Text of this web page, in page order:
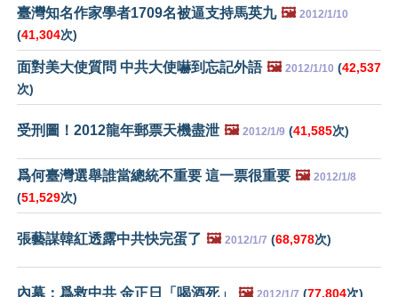
臺灣知名作家學者1709名被逼支持馬英九 🖼️ 2012/1/10
(41,304次)
面對美大使質問 中共大使嚇到忘記外語 🖼️ 2012/1/10 (42,537
次)
受刑圖！2012龍年郵票天機盡泄 🖼️ 2012/1/9 (41,585次)
爲何臺灣選舉誰當總統不重要 這一票很重要 🖼️ 2012/1/8
(51,529次)
張藝謀韓紅透露中共快完蛋了 🖼️ 2012/1/7 (68,978次)
內幕：爲救中共 金正日「喝酒死」 🖼️ 2012/1/7 (77,804次)